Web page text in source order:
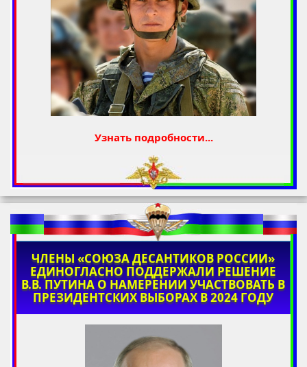
Узнать подробности...
ЧЛЕНЫ «СОЮЗА ДЕСАНТИКОВ РОССИИ»
ЕДИНОГЛАСНО ПОДДЕРЖАЛИ РЕШЕНИЕ
В.В. ПУТИНА О НАМЕРЕНИИ УЧАСТВОВАТЬ В
ПРЕЗИДЕНТСКИХ ВЫБОРАХ В 2024 ГОДУ